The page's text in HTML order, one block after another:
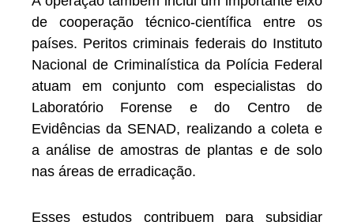
de cooperação técnico-científica entre os
países. Peritos criminais federais do Instituto
Nacional de Criminalística da Polícia Federal
atuam em conjunto com especialistas do
Laboratório Forense e do Centro de
Evidências da SENAD, realizando a coleta e
a análise de amostras de plantas e de solo
nas áreas de erradicação.
Esses estudos contribuem para subsidiar